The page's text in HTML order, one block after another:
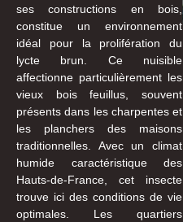
ses constructions en bois,
constitue un environnement
idéal pour la prolifération du
lycte brun. Ce nuisible
affectionne particulièrement les
vieux bois feuillus, souvent
présents dans les charpentes et
les planchers des maisons
traditionnelles. Avec un climat
humide caractéristique des
Hauts-de-France, cet insecte
trouve ici des conditions de vie
optimales. Les quartiers